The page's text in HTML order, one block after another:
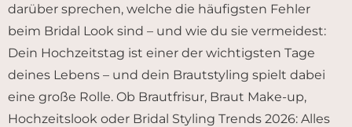
darüber sprechen, welche die häufigsten Fehler
beim Bridal Look sind – und wie du sie vermeidest:
Dein Hochzeitstag ist einer der wichtigsten Tage
deines Lebens – und dein Brautstyling spielt dabei
eine große Rolle. Ob Brautfrisur, Braut Make-up,
Hochzeitslook oder Bridal Styling Trends 2026: Alles